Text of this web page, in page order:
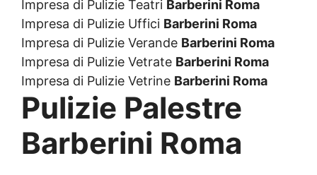
Impresa di Pulizie Teatri Barberini Roma
Impresa di Pulizie Uffici Barberini Roma
Impresa di Pulizie Verande Barberini Roma
Impresa di Pulizie Vetrate Barberini Roma
Impresa di Pulizie Vetrine Barberini Roma
Pulizie Palestre
Barberini Roma